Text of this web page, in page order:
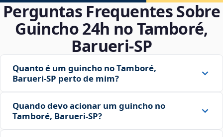
Perguntas Frequentes Sobre
Guincho 24h no Tamboré,
Barueri‑SP
Quanto é um guincho no Tamboré,
Barueri‑SP perto de mim?
Quando devo acionar um guincho no
Tamboré, Barueri‑SP?